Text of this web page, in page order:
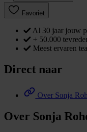
Favoriet
Al 30 jaar jouw
+ 50.000
Meest ervaren
Direct naar
Over Sonja
Over Sonja